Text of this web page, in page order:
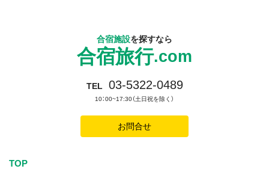
合宿施設を探すなら
合宿旅行.com
TEL 03-5322-0489
10：00~17:30（土日祝を除く）
お問合せ
TOP